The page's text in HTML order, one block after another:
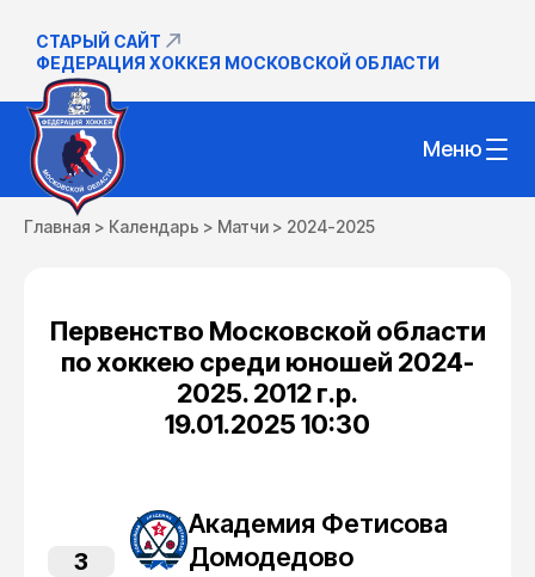
СТАРЫЙ САЙТ
ФЕДЕРАЦИЯ ХОККЕЯ МОСКОВСКОЙ ОБЛАСТИ
Меню
Главная > Календарь > Матчи > 2024-2025
Первенство Московской области
по хоккею среди юношей 2024-
2025. 2012 г.р.
19.01.2025 10:30
Академия Фетисова
Домодедово
3